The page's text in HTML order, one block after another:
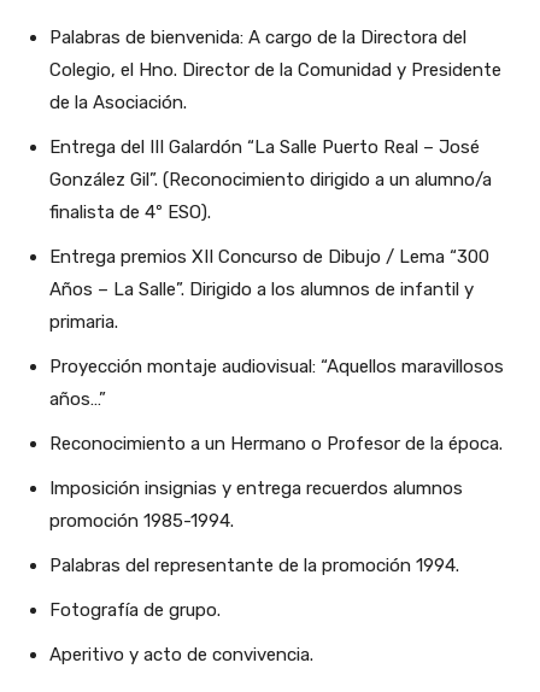
Palabras de bienvenida: A cargo de la Directora del
Colegio, el Hno. Director de la Comunidad y Presidente
de la Asociación.
Entrega del III Galardón “La Salle Puerto Real – José
González Gil”. (Reconocimiento dirigido a un alumno/a
finalista de 4º ESO).
Entrega premios XII Concurso de Dibujo / Lema “300
Años – La Salle”. Dirigido a los alumnos de infantil y
primaria.
Proyección montaje audiovisual: “Aquellos maravillosos
años…”
Reconocimiento a un Hermano o Profesor de la época.
Imposición insignias y entrega recuerdos alumnos
promoción 1985-1994.
Palabras del representante de la promoción 1994.
Fotografía de grupo.
Aperitivo y acto de convivencia.